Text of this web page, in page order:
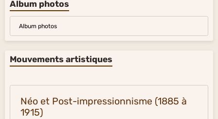
Album photos
Album photos
Mouvements artistiques
Néo et Post-impressionnisme (1885 à
1915)